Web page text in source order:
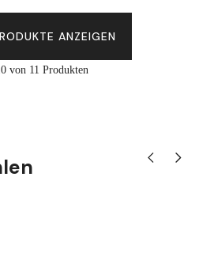
ANZEIGEN
von 11 Produkten
Vorheriges